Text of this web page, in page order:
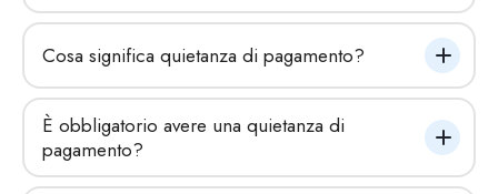
Cosa significa quietanza di pagamento?
È obbligatorio avere una quietanza di
pagamento?